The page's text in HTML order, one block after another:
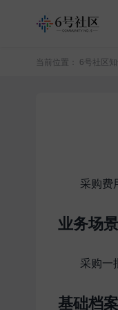
当前位置： 6号社区
采购费
业务场景
采购一
基础档案